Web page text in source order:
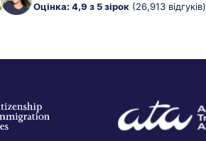
Оцінка: 4,9 з 5 зірок (26,913 відгуків)